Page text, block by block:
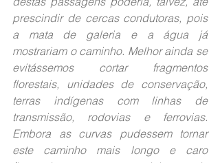
prescindir de cercas condutoras, pois
a mata de galeria e a água já
mostrariam o caminho. Melhor ainda se
evitássemos cortar fragmentos
florestais, unidades de conservação,
terras indígenas com linhas de
transmissão, rodovias e ferrovias.
Embora as curvas pudessem tornar
este caminho mais longo e caro